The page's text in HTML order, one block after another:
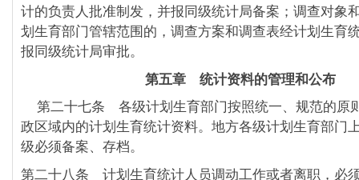
计的负责人批准制发，并报同级统计局备案；调查对象
划生育部门管辖范围的，调查方案和调查表经计划生育
报同级统计局审批。
第五章 统计资料的管理和公布
第二十七条 各级计划生育部门按照统一、规范的原
政区域内的计划生育统计资料。地方各级计划生育部门
级必须备案、存档。
第二十八条 计划生育统计人员调动工作或者离职，必